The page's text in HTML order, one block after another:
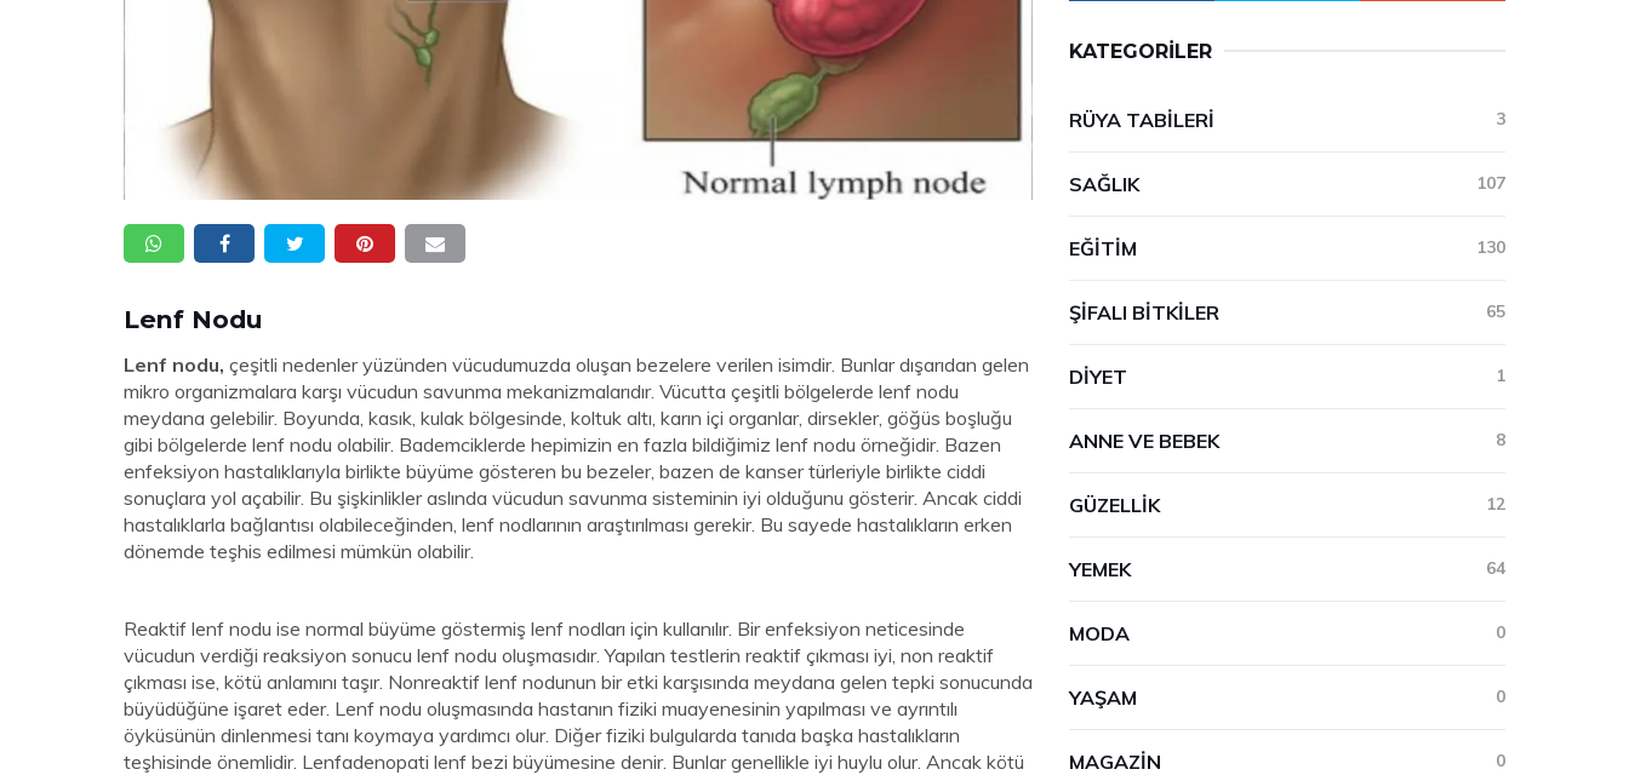
Lenf Nodu
Lenf nodu, çeşitli nedenler yüzünden vücudumuzda oluşan bezelere verilen isimdir. Bunlar dışarıdan gelen
mikro organizmalara karşı vücudun savunma mekanizmalarıdır. Vücutta çeşitli bölgelerde lenf nodu
meydana gelebilir. Boyunda, kasık, kulak bölgesinde, koltuk altı, karın içi organlar, dirsekler, göğüs boşluğu
gibi bölgelerde lenf nodu olabilir. Bademciklerde hepimizin en fazla bildiğimiz lenf nodu örneğidir. Bazen
enfeksiyon hastalıklarıyla birlikte büyüme gösteren bu bezeler, bazen de kanser türleriyle birlikte ciddi
sonuçlara yol açabilir. Bu şişkinlikler aslında vücudun savunma sisteminin iyi olduğunu gösterir. Ancak ciddi
hastalıklarla bağlantısı olabileceğinden, lenf nodlarının araştırılması gerekir. Bu sayede hastalıkların erken
dönemde teşhis edilmesi mümkün olabilir.
Reaktif lenf nodu ise normal büyüme göstermiş lenf nodları için kullanılır. Bir enfeksiyon neticesinde
vücudun verdiği reaksiyon sonucu lenf nodu oluşmasıdır. Yapılan testlerin reaktif çıkması iyi, non reaktif
çıkması ise, kötü anlamını taşır. Nonreaktif lenf nodunun bir etki karşısında meydana gelen tepki sonucunda
büyüdüğüne işaret eder. Lenf nodu oluşmasında hastanın fiziki muayenesinin yapılması ve ayrıntılı
öyküsünün dinlenmesi tanı koymaya yardımcı olur. Diğer fiziki bulgularda tanıda başka hastalıkların
teşhisinde önemlidir. Lenfadenopati lenf bezi büyümesine denir. Bunlar genellikle iyi huylu olur. Ancak kötü
KATEGORILER
RÜYA TABILERI 3
SAĞLIK 107
EĞITIM 130
ŞIFALI BITKILER 65
DIYET 1
ANNE VE BEBEK 8
GÜZELLIK 12
YEMEK 64
MODA 0
YAŞAM 0
MAGAZIN 0